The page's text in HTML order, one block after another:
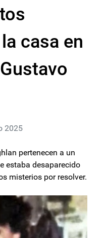
casa en
2025
pertenecen a un
estaba desaparecido
misterios por resolver.